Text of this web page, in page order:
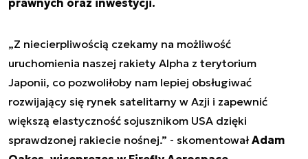
„Z niecierpliwością czekamy na możliwość
uruchomienia naszej rakiety Alpha z terytorium
Japonii, co pozwoliłoby nam lepiej obsługiwać
rozwijający się rynek satelitarny w Azji i zapewnić
większą elastyczność sojusznikom USA dzięki
sprawdzonej rakiecie nośnej.” - skomentowałAdam